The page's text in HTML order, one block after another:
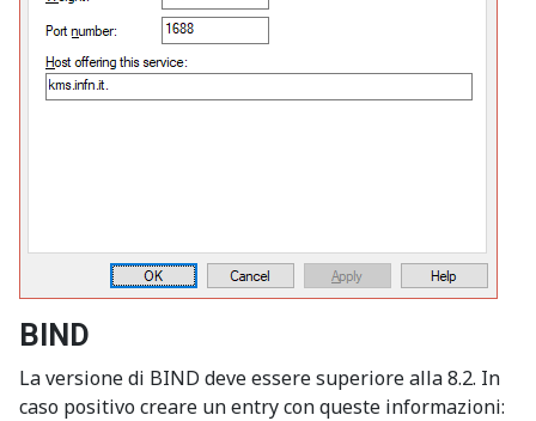
BIND
La versione di BIND deve essere superiore alla 8.2. In
caso positivo creare un entry con queste informazioni: